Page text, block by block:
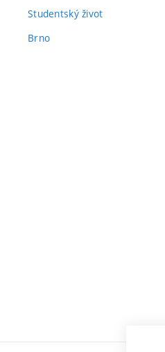
Studentský život
Brno